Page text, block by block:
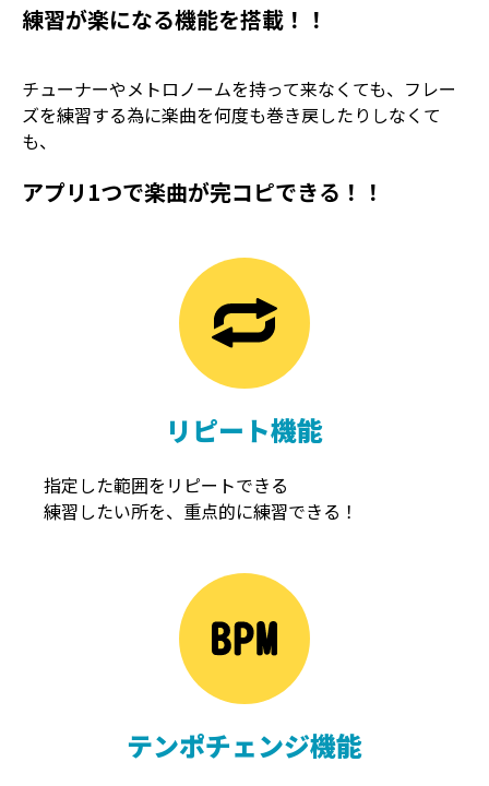
練習が楽になる機能を搭載！！
チューナーやメトロノームを持って来なくても、フレー
ズを練習する為に楽曲を何度も巻き戻したりしなくて
も、
アプリ1つで楽曲が完コピできる！！
リピート機能
指定した範囲をリピートできる
練習したい所を、重点的に練習できる！
テンポチェンジ機能